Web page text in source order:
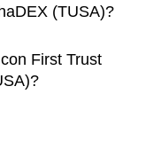
(TUSA)?
First Trust